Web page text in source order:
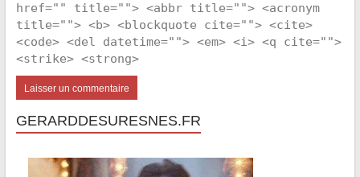
href="" title=""> <abbr title=""> <acronym
title=""> <b> <blockquote cite=""> <cite>
<code> <del datetime=""> <em> <i> <q cite="">
<strike> <strong>
GERARDDESURESNES.FR